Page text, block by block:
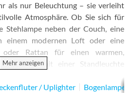
als nur Beleuchtung – sie verleiht
Atmosphäre. Ob Sie sich für
Stehlampe neben der Couch, eine
einem modernen Loft oder eine
oder Rattan für einen warmen,
– mit einer Standleuchte
ein Statement im Wohnzimmer,
Mehr anzeigen
/ Uplighter Bogenlampen